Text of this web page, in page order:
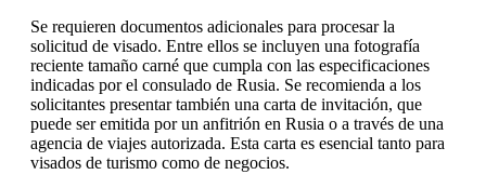
Se requieren documentos adicionales para procesar la
solicitud de visado. Entre ellos se incluyen una fotografía
reciente tamaño carné que cumpla con las especificaciones
indicadas por el consulado de Rusia. Se recomienda a los
solicitantes presentar también una carta de invitación, que
puede ser emitida por un anfitrión en Rusia o a través de una
agencia de viajes autorizada. Esta carta es esencial tanto para
visados de turismo como de negocios.